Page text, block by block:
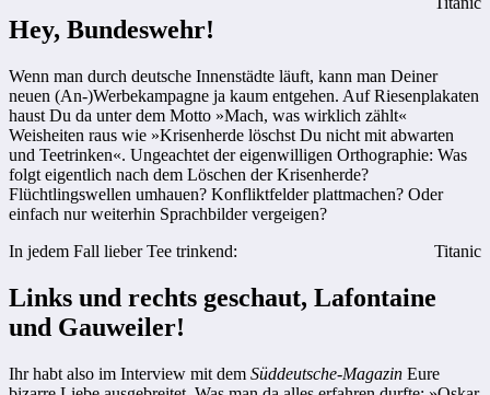
Hey, Bundeswehr!
Wenn man durch deutsche Innenstädte läuft, kann man Deiner
neuen (An-)Werbekampagne ja kaum entgehen. Auf Riesenplakaten
haust Du da unter dem Motto »Mach, was wirklich zählt«
Weisheiten raus wie »Krisenherde löschst Du nicht mit abwarten
und Teetrinken«. Ungeachtet der eigenwilligen Orthographie: Was
folgt eigentlich nach dem Löschen der Krisenherde?
Flüchtlingswellen umhauen? Konfliktfelder plattmachen? Oder
einfach nur weiterhin Sprachbilder vergeigen?
In jedem Fall lieber Tee trinkend:
Titanic
Links und rechts geschaut, Lafontaine
und Gauweiler!
Ihr habt also im Interview mit dem Süddeutsche-Magazin Eure